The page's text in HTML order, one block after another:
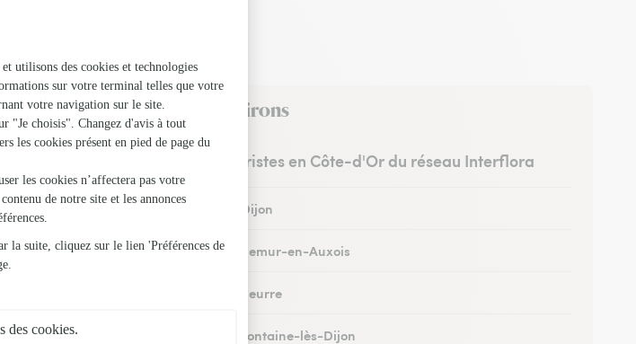
à Thoste et dans ses environs
Les fleuristes en Côte-d'Or du réseau Interflora
Fleuristes à Dijon
Fleuristes à Semur-en-Auxois
Fleuristes à Seurre
Fleuristes à Fontaine-lès-Dijon